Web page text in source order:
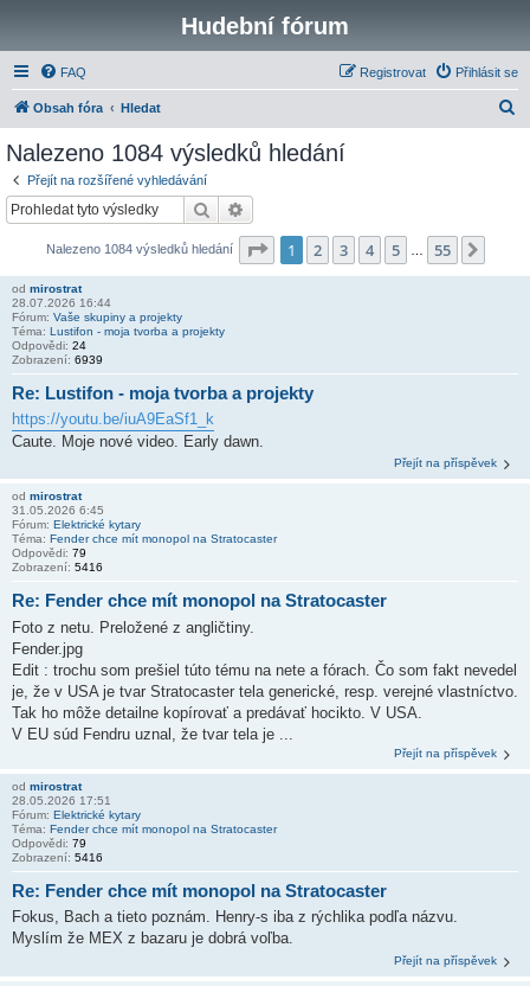
Hudební fórum
FAQ Přihlásit se
Registrovat
Obsah fóra Hledat
Nalezeno 1084 výsledků hledání
Přejít na rozšířené vyhledávání
Hledat
Nalezeno 1084 výsledků hledání Stránka z 55
1 2 3 4 5 55
od mirostrat
28.07.2026 16:44
Fórum: Vaše skupiny a projekty
Téma: Lustifon - moja tvorba a projekty
Odpovědi: 24
Zobrazení: 6939
Re: Lustifon - moja tvorba a projekty
https://youtu.be/iuA9EaSf1_k
Caute. Moje nové video. Early dawn.
Přejít na příspěvek
od mirostrat
31.05.2026 6:45
Fórum: Elektrické kytary
Téma: Fender chce mít monopol na Stratocaster
Odpovědi: 79
Zobrazení: 5416
Re: Fender chce mít monopol na Stratocaster
Foto z netu. Preložené z angličtiny.
Fender.jpg
Edit : trochu som prešiel túto tému na nete a fórach. Čo som fakt nevedel
je, že v USA je tvar Stratocaster tela generické, resp. verejné vlastníctvo.
Tak ho môže detailne kopírovať a predávať hocikto. V USA.
V EU súd Fendru uznal, že tvar tela je ...
Přejít na příspěvek
od mirostrat
28.05.2026 17:51
Fórum: Elektrické kytary
Téma: Fender chce mít monopol na Stratocaster
Odpovědi: 79
Zobrazení: 5416
Re: Fender chce mít monopol na Stratocaster
Fokus, Bach a tieto poznám. Henry-s iba z rýchlika podľa názvu.
Myslím že MEX z bazaru je dobrá voľba.
Přejít na příspěvek